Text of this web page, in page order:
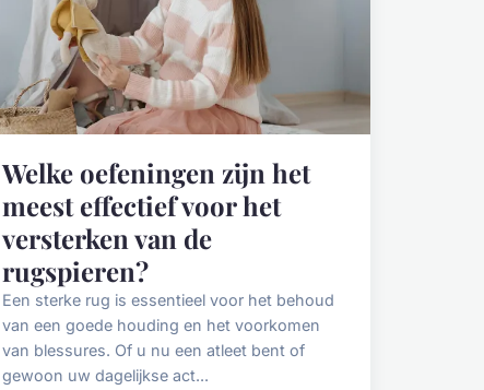
Welke oefeningen zijn het
meest effectief voor het
versterken van de
rugspieren?
Een sterke rug is essentieel voor het behoud
van een goede houding en het voorkomen
van blessures. Of u nu een atleet bent of
gewoon uw dagelijkse act...